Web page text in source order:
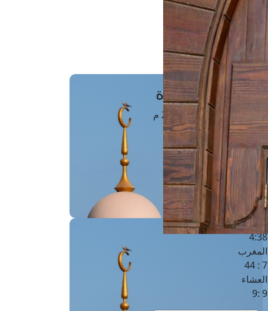
حجز موعد
الفتوى الهاتفية
مَواقِيتُ الصَّـــلاة
القاهرة · 07 أغسطس 2026 م
4 :41
الشروق
6 :17
الظهر
1 : 1
العصر
4:38
المغرب
7 : 44
العشاء
9 :9